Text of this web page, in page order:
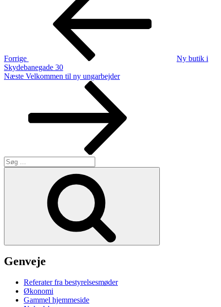
Forrige
Ny butik i
Skydebanegade 30
Næste
Næste Velkommen til ny ungarbejder
Søg
efter:
Genveje
Referater fra bestyrelsesmøder
Økonomi
Gammel hjemmeside